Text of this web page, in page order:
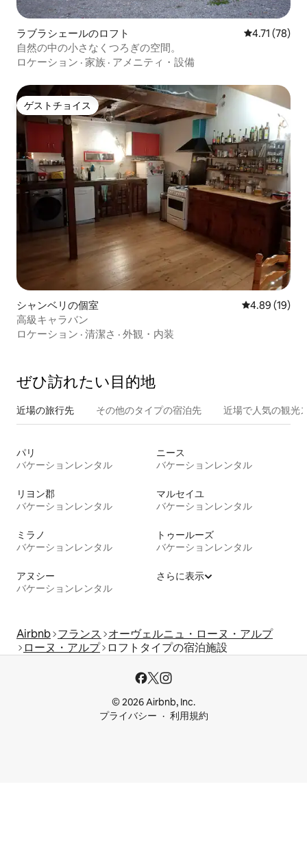
ラブラシェールのロフト レビュー78
4.71 (78)
自然の中の小さなくつろぎの空間。
ロケーション · 家族 · アメニティ・設備
ゲストチョイス
ゲストチョイス
シャンベリの個室 レビュー19
4.89 (19)
高級キャラバン
ロケーション · 清潔さ · 外観・内装
ぜひ訪⁠れ⁠た⁠い目⁠的⁠地
近場の旅行先 その他のタ⁠イ⁠プ⁠の宿⁠泊⁠先 近場で人気の観光
パリ
バケーションレンタル
ニース
バケーションレンタル
リヨン郡
バケーションレンタル
マルセイユ
バケーションレンタル
ミラノ
バケーションレンタル
トゥールーズ
バケーションレンタル
アヌシー
バケーションレンタル
さらに表示
Airbnb フランス
オーヴェルニュ・ローヌ・アルプ
ローヌ・アルプ
ロフトタイプの宿泊施設
© 2026 Airbnb, Inc.
プライバシー
利用規約